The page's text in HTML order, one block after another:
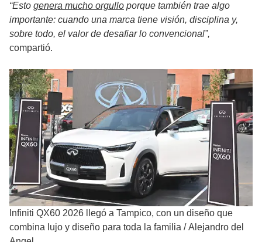
“Esto genera mucho orgullo porque también trae algo
importante: cuando una marca tiene visión, disciplina y,
sobre todo, el valor de desafiar lo convencional”,
compartió.
Infiniti QX60 2026 llegó a Tampico, con un diseño que
combina lujo y diseño para toda la familia /Alejandro del